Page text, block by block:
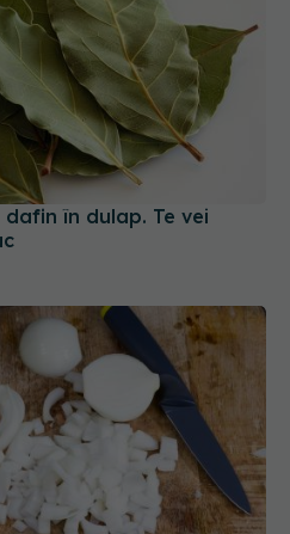
în dulap. Te vei